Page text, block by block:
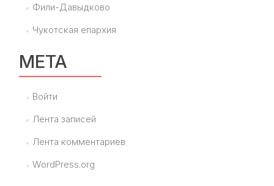
Фили-Давыдково
Чукотская епархия
МЕТА
Войти
Лента записей
Лента комментариев
WordPress.org